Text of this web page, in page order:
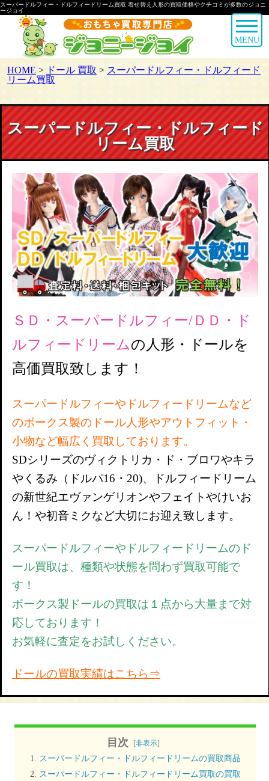
スーパードルフィー・ドルフィードリーム買取 着せ替え人形の買取価格やクチコミが多数のジョニ
ージョイ
MENU
HOME > ドール 買取 > スーパードルフィー・ドルフィード
リーム買取
スーパードルフィー・ドルフィード
リーム買取
ＳＤ・スーパードルフィー/ＤＤ・ド
ルフィードリームの 人形・ドールを
高価買取致します！
スーパードルフィーやドルフィードリームなど
のボークス製のドール人形やアウトフィット・
小物など幅広く買取しております。
SDシリーズのヴィクトリカ・ド・ブロワやキラ
やくるみ（ドルパ16・20)、ドルフィードリーム
の新世紀エヴァンゲリオンやフェイトやけいお
ん！や初音ミクなど大切にお迎え致します。
スーパードルフィーやドルフィードリームのド
ール買取は、種類や状態を問わず買取可能で
す！
ボークス製ドールの買取は１点から大量まで対
応しております！
お気軽に査定をお試しください。
ドールの買取実績はこちら⇒
目次 [非表示]
スーパードルフィー・ドルフィードリームの買取商品
スーパードルフィー・ドルフィードリーム買取の買取